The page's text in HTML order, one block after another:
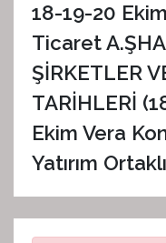
18-19-20
Ticaret
ŞİRKETLER
TARİHLERİ
Ekim Vera
Yatırım